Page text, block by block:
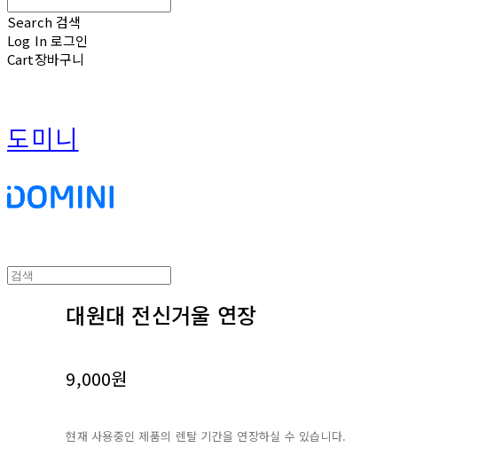
Search 검색
Log In로그인
Cart장바구니
도미니
대원대 전신거울 연장
9,000원
현재 사용중인 제품의 렌탈 기간을 연장하실 수 있습니다.